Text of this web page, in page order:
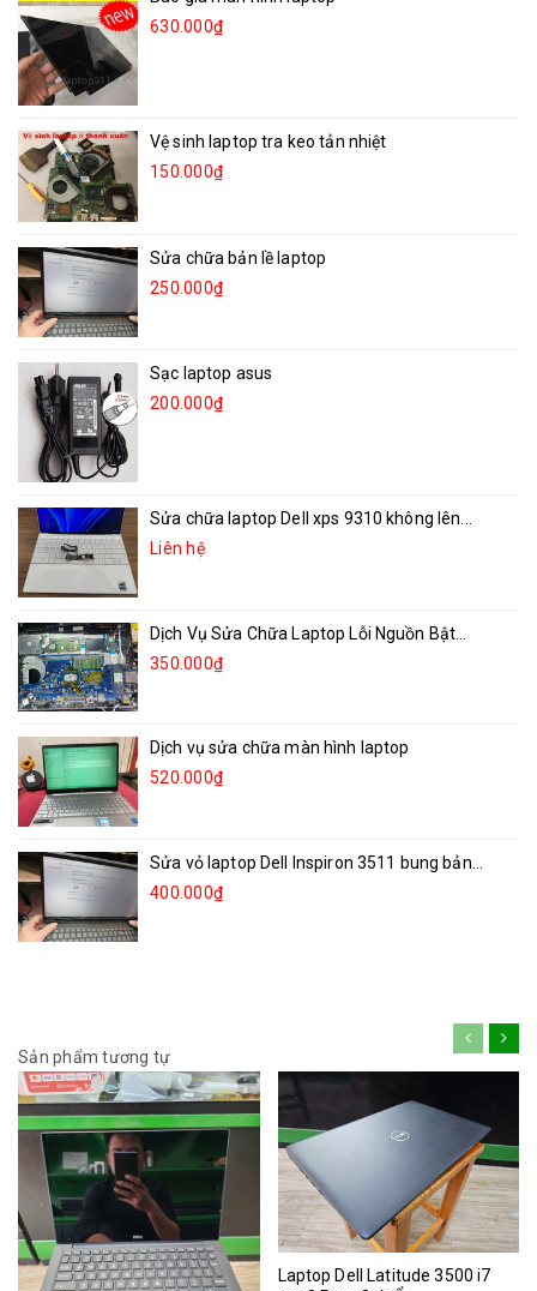
630.000₫
Vệ sinh laptop tra keo tản nhiệt
150.000₫
Sửa chữa bản lề laptop
250.000₫
Sạc laptop asus
200.000₫
Sửa chữa laptop Dell xps 9310 không lên...
Liên hệ
Dịch Vụ Sửa Chữa Laptop Lỗi Nguồn Bật...
350.000₫
Dịch vụ sửa chữa màn hình laptop
520.000₫
Sửa vỏ laptop Dell Inspiron 3511 bung bản...
400.000₫
Sản phẩm tương tự
Laptop Dell Latitude 3500 i7